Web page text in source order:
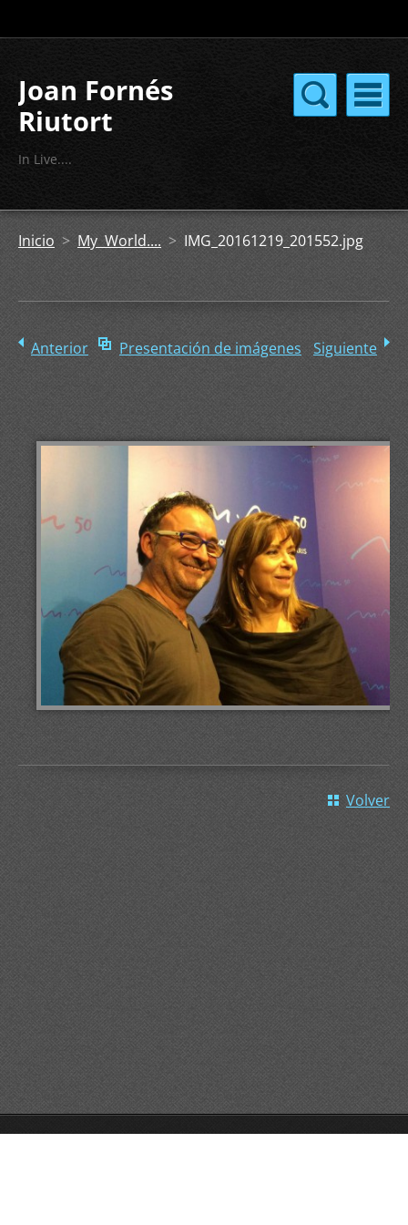
Joan Fornés
Riutort
In Live....
Inicio > My World.... >IMG_20161219_201552.jpg
Anterior Presentación de imágenes Siguiente
Volver